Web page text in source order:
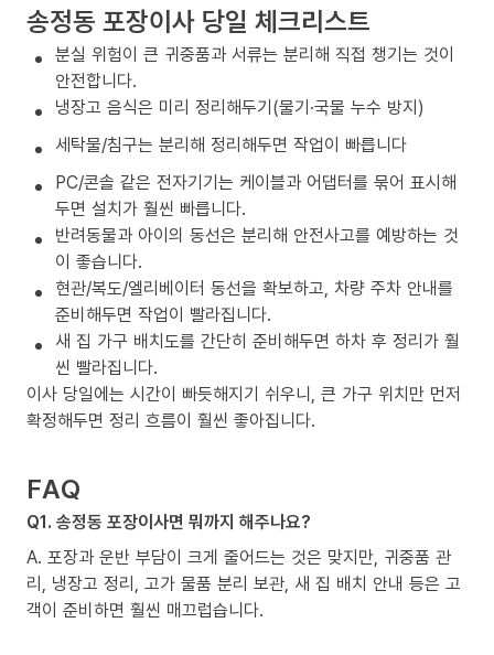
송정동 포장이사 당일 체크리스트
분실 위험이 큰 귀중품과 서류는 분리해 직접 챙기는 것이
안전합니다.
냉장고 음식은 미리 정리해두기(물기·국물 누수 방지)
세탁물/침구는 분리해 정리해두면 작업이 빠릅니다
PC/콘솔 같은 전자기기는 케이블과 어댑터를 묶어 표시해
두면 설치가 훨씬 빠릅니다.
반려동물과 아이의 동선은 분리해 안전사고를 예방하는 것
이 좋습니다.
현관/복도/엘리베이터 동선을 확보하고, 차량 주차 안내를
준비해두면 작업이 빨라집니다.
새 집 가구 배치도를 간단히 준비해두면 하차 후 정리가 훨
씬 빨라집니다.
이사 당일에는 시간이 빠듯해지기 쉬우니, 큰 가구 위치만 먼저
확정해두면 정리 흐름이 훨씬 좋아집니다.
FAQ
Q1. 송정동 포장이사면 뭐까지 해주나요?
A. 포장과 운반 부담이 크게 줄어드는 것은 맞지만, 귀중품 관
리, 냉장고 정리, 고가 물품 분리 보관, 새 집 배치 안내 등은 고
객이 준비하면 훨씬 매끄럽습니다.